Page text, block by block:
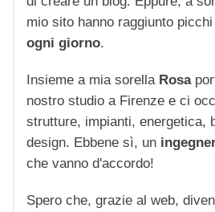
mio sito hanno raggiunto picchi
ogni giorno.
Insieme a mia sorella Rosa
nostro studio a Firenze e ci
strutture, impianti, energetica,
design. Ebbene sì, un
che vanno d'accordo!
Spero che, grazie al web,